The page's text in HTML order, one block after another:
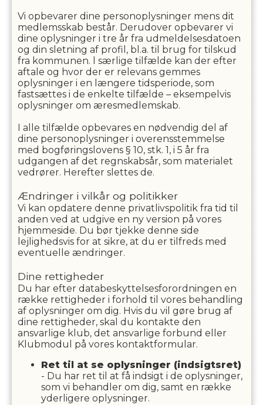
Vi opbevarer dine personoplysninger mens dit
medlemsskab består. Derudover opbevarer vi
dine oplysninger i tre år fra udmeldelsesdatoen
og din sletning af profil, bl.a. til brug for tilskud
fra kommunen. l særlige tilfælde kan der efter
aftale og hvor der er relevans gemmes
oplysninger i en længere tidsperiode, som
fastsættes i de enkelte tilfælde – eksempelvis
oplysninger om æresmedlemskab.
I alle tilfælde opbevares en nødvendig del af
dine personoplysninger i overensstemmelse
med bogføringslovens § 10, stk. 1, i 5 år fra
udgangen af det regnskabsår, som materialet
vedrører. Herefter slettes de.
Ændringer i vilkår og politikker
Vi kan opdatere denne privatlivspolitik fra tid til
anden ved at udgive en ny version på vores
hjemmeside. Du bør tjekke denne side
lejlighedsvis for at sikre, at du er tilfreds med
eventuelle ændringer.
Dine rettigheder
Du har efter databeskyttelsesforordningen en
række rettigheder i forhold til vores behandling
af oplysninger om dig. Hvis du vil gøre brug af
dine rettigheder, skal du kontakte den
ansvarlige klub, det ansvarlige forbund eller
Klubmodul på vores kontaktformular.
Ret til at se oplysninger (indsigtsret)
- Du har ret til at få indsigt i de oplysninger,
som vi behandler om dig, samt en række
yderligere oplysninger.